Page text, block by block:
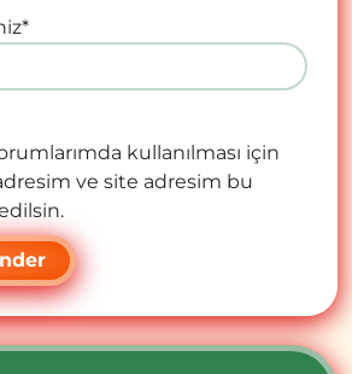
*
kullanılması için
ve site adresim bu